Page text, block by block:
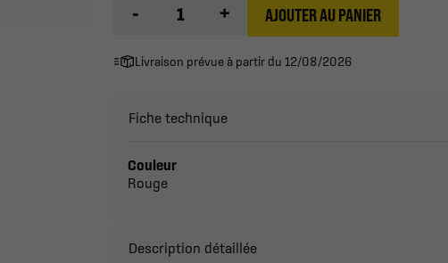
- + AJOUTER AU PANIER
Livraison prévue à partir du 12/08/2026
Fiche technique
Couleur
Rouge
Description détaillée